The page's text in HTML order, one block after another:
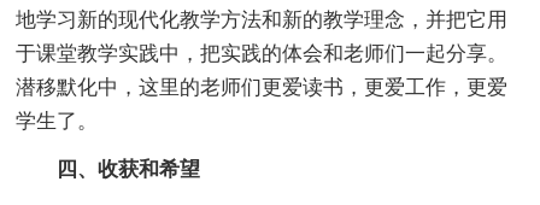
地学习新的现代化教学方法和新的教学理念，并把它用
于课堂教学实践中，把实践的体会和老师们一起分享。
潜移默化中，这里的老师们更爱读书，更爱工作，更爱
学生了。
四、收获和希望